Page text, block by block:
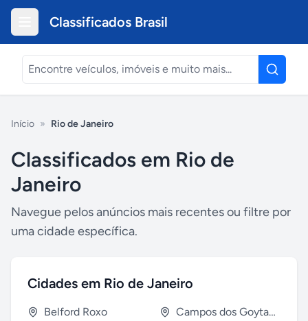
Classificados Brasil
Início » Rio de Janeiro
Classificados em Rio de
Janeiro
Navegue pelos anúncios mais recentes ou filtre por
uma cidade específica.
Cidades em Rio de Janeiro
Belford Roxo
Campos dos Goytacazes